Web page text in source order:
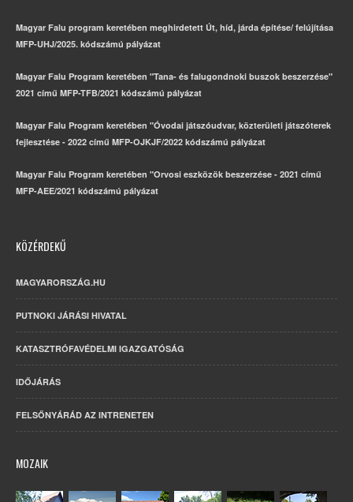
Magyar Falu program keretében meghirdetett Út, híd, járda építése/ felújítása
MFP-UHJ/2025. kódszámú pályázat
Magyar Falu Program keretében "Tana- és falugondnoki buszok beszerzése"
2021 című MFP-TFB/2021 kódszámú pályázat
Magyar Falu Program keretében "Óvodai játszóudvar, közterületi játszóterek
fejlesztése - 2022 című MFP-OJKJF/2022 kódszámú pályázat
Magyar Falu Program keretében "Orvosi eszközök beszerzése - 2021 című
MFP-AEE/2021 kódszámú pályázat
KÖZÉRDEKŰ
MAGYARORSZÁG.HU
PUTNOKI JÁRÁSI HIVATAL
KATASZTRÓFAVÉDELMI IGAZGATÓSÁG
IDŐJÁRÁS
FELSŐNYÁRÁD AZ INTRENETEN
MOZAIK